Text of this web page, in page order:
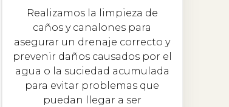
Realizamos la limpieza de
caños y canalones para
asegurar un drenaje correcto y
prevenir daños causados por el
agua o la suciedad acumulada
para evitar problemas que
puedan llegar a ser